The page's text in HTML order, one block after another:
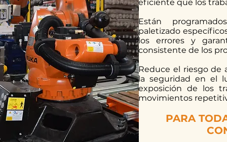
eficiente que los
Están
paletizado
los errores y
consistente de los
Reduce el riesgo de
la seguridad en el
exposición de los
movimientos
PARA